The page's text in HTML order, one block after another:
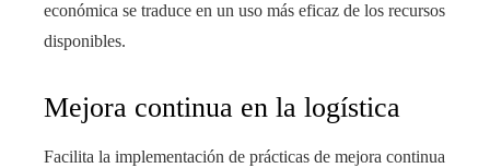
económica se traduce en un uso más eficaz de los recursos
disponibles.
Mejora continua en la logística
Facilita la implementación de prácticas de mejora continua